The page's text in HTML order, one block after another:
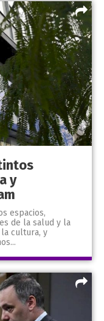
y
espacios,
de la salud y la
cultura, y